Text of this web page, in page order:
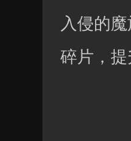
入侵的
碎片，